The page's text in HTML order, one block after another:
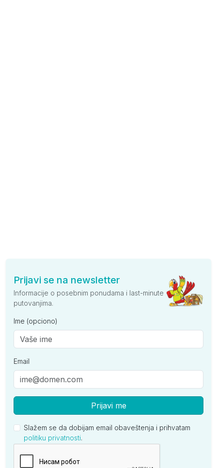
Prijavi se na newsletter
Informacije o posebnim ponudama i last-minute
putovanjima.
Ime (opciono)
Email
Prijavi me
Slažem se da dobijam email obaveštenja i prihvatam
politiku privatnosti.